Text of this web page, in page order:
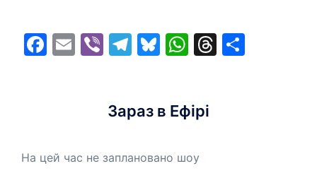
Facebook
EmailViberTelegram
Bluesky
WhatsApp
Threads
Зараз в Ефірі
На цей час не заплановано шоу